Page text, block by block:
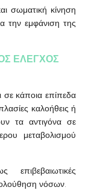
σωματική κίνηση
την εμφάνιση της
ΕΛΕΓΧΟΣ
σε κάποια επίπεδα
καλοήθεις ή
τα αντιγόνα σε
μεταβολισμού
επιβεβαιωτικές
νόσων.